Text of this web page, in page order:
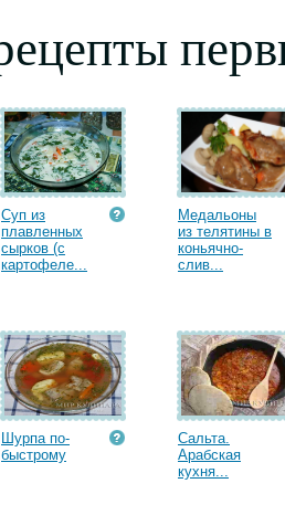
Суп из
плавленных
сырков (с
картофеле...
Медальоны
из телятины в
коньячно-
слив...
Шурпа по-
быстрому
Сальта.
Арабская
кухня...